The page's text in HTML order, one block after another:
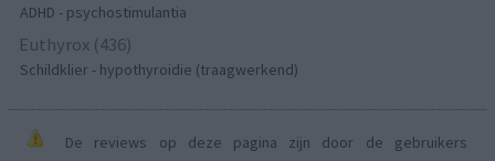
ADHD - psychostimulantia
Euthyrox (436)
Schildklier - hypothyroidie (traagwerkend)
De reviews op deze pagina zijn door de gebruikers